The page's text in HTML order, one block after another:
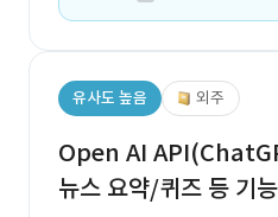
유사도 높음 외주
Open AI
뉴스 요약/퀴즈 등 기